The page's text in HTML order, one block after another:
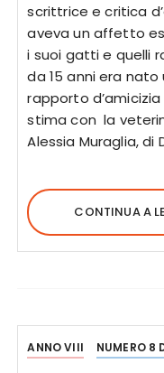
scrittrice e critica
aveva un affetto
i suoi gatti e quelli
da 15 anni era nato
rapporto
stima con la
Alessia Muraglia, di
CONTINUA A
ANNO VIII NUMERO 8